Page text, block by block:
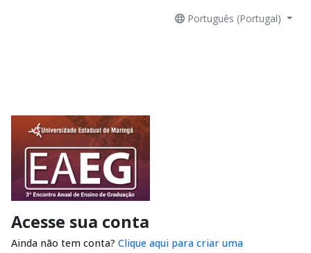
Português (Portugal)
Acesse sua conta
Ainda não tem conta? Clique aqui para criar uma